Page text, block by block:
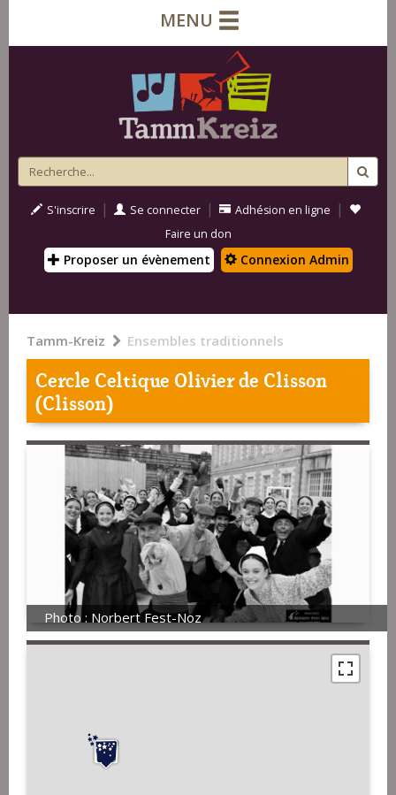
MENU
S'inscrire | Se connecter | Adhésion en ligne |
Faire un don
Proposer un évènement Connexion Admin
Tamm-Kreiz Ensembles traditionnels
Cercle Celtique Olivier de Clisson
(Clisson)
Photo : Norbert Fest-Noz